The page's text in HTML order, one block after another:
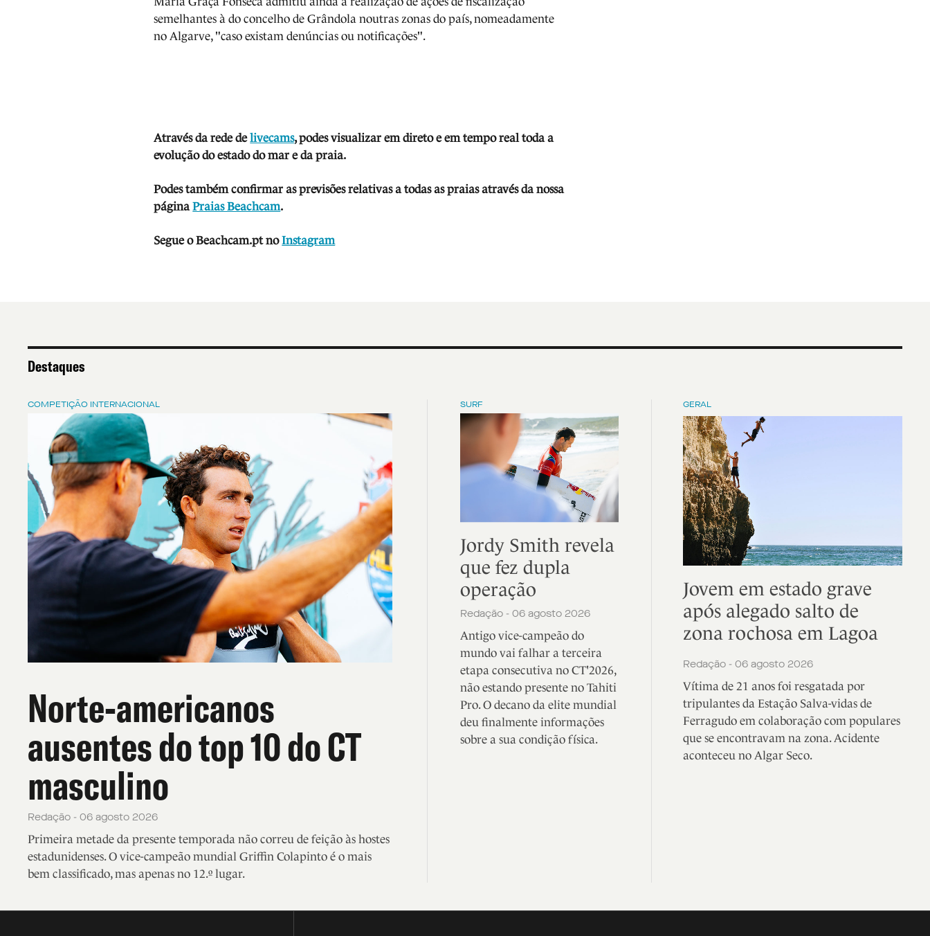
semelhantes à do concelho de Grândola noutras zonas do país, nomeadamente
no Algarve, "caso existam denúncias ou notificações".
Através da rede delivecams, podes visualizar em direto e em tempo real toda a
evolução do estado do mar e da praia.
Podes também confirmar as previsões relativas a todas as praias através da nossa
páginaPraias Beachcam.
Segue o Beachcam.pt no Instagram
Destaques
COMPETIÇÃO INTERNACIONAL
Norte-americanos
ausentes do top 10 do CT
masculino
Redação - 06 agosto 2026
Primeira metade da presente temporada não correu de feição às hostes
estadunidenses. O vice-campeão mundial Griffin Colapinto é o mais
bem classificado, mas apenas no 12.º lugar.
SURF
Jordy Smith revela
que fez dupla
operação
Redação - 06 agosto 2026
Antigo vice-campeão do
mundo vai falhar a terceira
etapa consecutiva no CT'2026,
não estando presente no Tahiti
Pro. O decano da elite mundial
deu finalmente informações
sobre a sua condição física.
GERAL
Jovem em estado grave
após alegado salto de
zona rochosa em Lagoa
Redação - 06 agosto 2026
Vítima de 21 anos foi resgatada por
tripulantes da Estação Salva-vidas de
Ferragudo em colaboração com populares
que se encontravam na zona. Acidente
aconteceu no Algar Seco.